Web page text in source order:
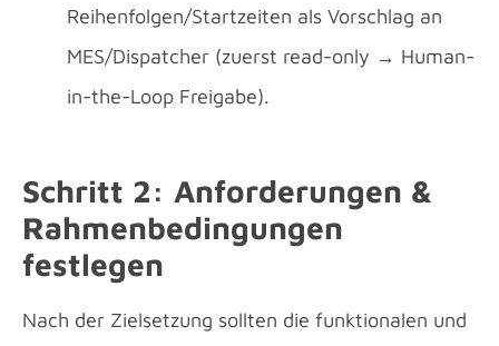
Reihenfolgen/Startzeiten als Vorschlag an
MES/Dispatcher (zuerst read-only → Human-
in-the-Loop Freigabe).
Schritt 2: Anforderungen &
Rahmenbedingungen
festlegen
Nach der Zielsetzung sollten die funktionalen und